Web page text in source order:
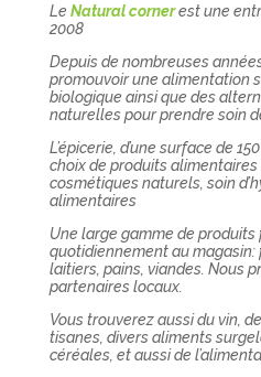
Le Natural cornerest une
2008
Depuis de nombreuses
promouvoir une alimentation
biologique ainsi que des
naturelles pour prendre soin
L’épicerie, d’une surface de
choix de produits alimentaires
cosmétiques naturels, soin
alimentaires
Une large gamme de produits
quotidiennement au
laitiers, pains, viandes. Nous
partenaires locaux.
Vous trouverez aussi du vin,
tisanes, divers aliments
céréales, et aussi de